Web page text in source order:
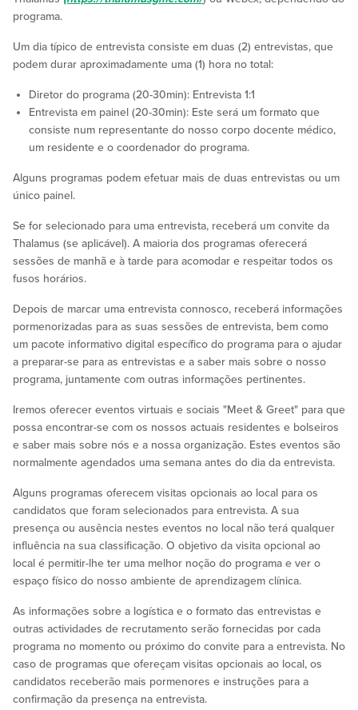
programa.
Um dia típico de entrevista consiste em duas (2) entrevistas, que
podem durar aproximadamente uma (1) hora no total:
Diretor do programa (20-30min): Entrevista 1:1
Entrevista em painel (20-30min): Este será um formato que
consiste num representante do nosso corpo docente médico,
um residente e o coordenador do programa.
Alguns programas podem efetuar mais de duas entrevistas ou um
único painel.
Se for selecionado para uma entrevista, receberá um convite da
Thalamus (se aplicável). A maioria dos programas oferecerá
sessões de manhã e à tarde para acomodar e respeitar todos os
fusos horários.
Depois de marcar uma entrevista connosco, receberá informações
pormenorizadas para as suas sessões de entrevista, bem como
um pacote informativo digital específico do programa para o ajudar
a preparar-se para as entrevistas e a saber mais sobre o nosso
programa, juntamente com outras informações pertinentes.
Iremos oferecer eventos virtuais e sociais "Meet & Greet" para que
possa encontrar-se com os nossos actuais residentes e bolseiros
e saber mais sobre nós e a nossa organização. Estes eventos são
normalmente agendados uma semana antes do dia da entrevista.
Alguns programas oferecem visitas opcionais ao local para os
candidatos que foram selecionados para entrevista. A sua
presença ou ausência nestes eventos no local não terá qualquer
influência na sua classificação. O objetivo da visita opcional ao
local é permitir-lhe ter uma melhor noção do programa e ver o
espaço físico do nosso ambiente de aprendizagem clínica.
As informações sobre a logística e o formato das entrevistas e
outras actividades de recrutamento serão fornecidas por cada
programa no momento ou próximo do convite para a entrevista. No
caso de programas que ofereçam visitas opcionais ao local, os
candidatos receberão mais pormenores e instruções para a
confirmação da presença na entrevista.